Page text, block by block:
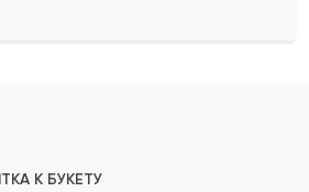
К БУКЕТУ